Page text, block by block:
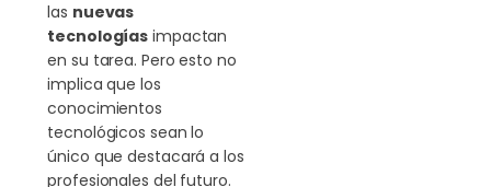
las nuevas
tecnologías impactan
en su tarea. Pero esto no
implica que los
conocimientos
tecnológicos sean lo
único que destacará a los
profesionales del futuro.